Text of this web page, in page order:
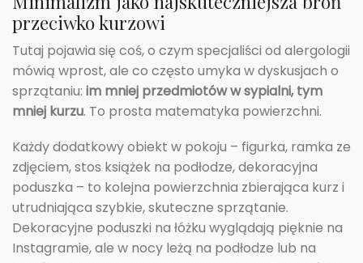
przeciwko kurzowi
Tutaj pojawia się coś, o czym specjaliści od alergologii
mówią wprost, ale co często umyka w dyskusjach o
sprzątaniu: im mniej przedmiotów w sypialni, tym
mniej kurzu. To prosta matematyka powierzchni.
Każdy dodatkowy obiekt w pokoju – figurka, ramka ze
zdjęciem, stos książek na podłodze, dekoracyjna
poduszka – to kolejna powierzchnia zbierająca kurz i
utrudniająca szybkie, skuteczne sprzątanie.
Dekoracyjne poduszki na łóżku wyglądają pięknie na
Instagramie, ale w nocy leżą na podłodze lub na